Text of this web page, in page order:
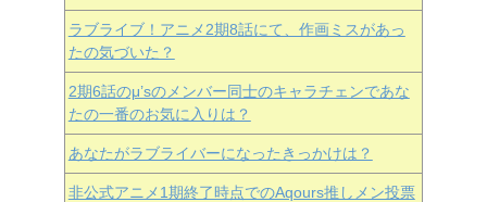
ラブライブ！アニメ2期8話にて、作画ミスがあっ
たの気づいた？
2期6話のμ’sのメンバー同士のキャラチェンであな
たの一番のお気に入りは？
あなたがラブライバーになったきっかけは？
非公式アニメ1期終了時点でのAqours推しメン投票